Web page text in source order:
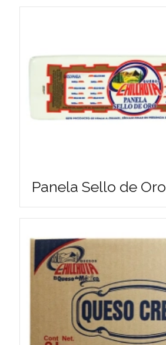
Panela Sello de Oro